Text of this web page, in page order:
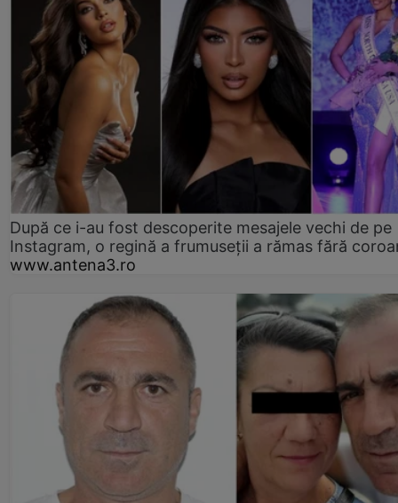
După ce i-au fost descoperite mesajele vechi de pe
Instagram, o regină a frumuseții a rămas fără
www.antena3.ro